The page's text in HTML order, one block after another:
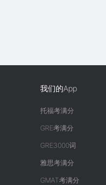
我们的App
托福考满分
GRE考满分
GRE3000词
雅思考满分
GMAT考满分